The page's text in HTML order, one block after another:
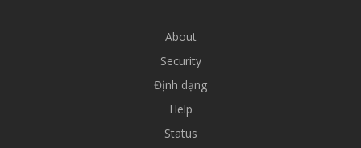
About
Security
Định dạng
Help
Status